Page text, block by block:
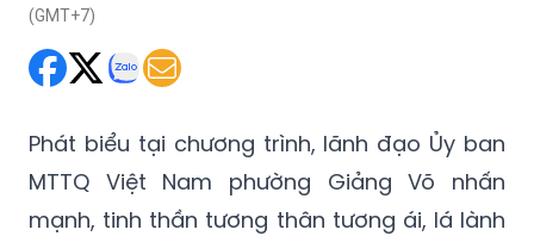
(GMT+7)
Phát biểu tại chương trình, lãnh đạo Ủy ban
MTTQ Việt Nam phường Giảng Võ nhấn
mạnh, tinh thần tương thân tương ái, lá lành